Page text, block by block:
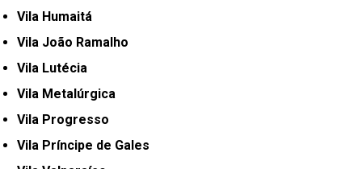
Vila Humaitá
Vila João Ramalho
Vila Lutécia
Vila Metalúrgica
Vila Progresso
Vila Príncipe de Gales